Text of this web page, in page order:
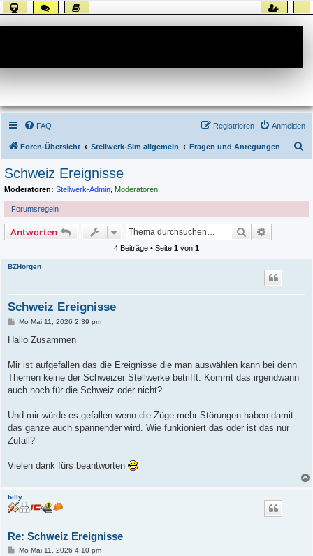
FAQ Anmelden
Registrieren
Foren-Übersicht Stellwerk-Sim allgemein Fragen und Anregungen
Schweiz Ereignisse
Moderatoren: Stellwerk-Admin Moderatoren
Forumsregeln
Antworten Suche
4 Beiträge • Seite 1 von 1
BZHorgen
Schweiz Ereignisse
B
i
a
Mo Mai 11, 2026 2:39 pm
Hallo Zusammen
Mir ist aufgefallen das die Ereignisse die man auswählen kann bei denn
Themen keine der Schweizer Stellwerke betrifft. Kommt das irgendwann
auch noch für die Schweiz oder nicht?
Und mir würde es gefallen wenn die Züge mehr Störungen haben damit
das ganze auch spannender wird. Wie funkioniert das oder ist das nur
Zufall?
Vielen dank fürs beantworten
billy
Re: Schweiz Ereignisse
BMo Mai 11, 2026 4:10 pm